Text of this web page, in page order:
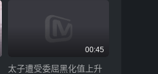
00:45
太子遭受委屈黑化值上升